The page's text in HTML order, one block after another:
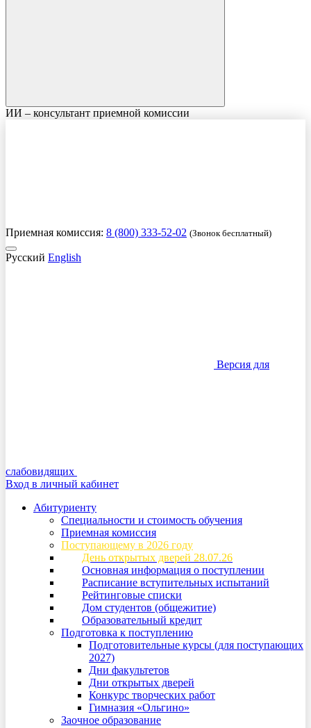
ИИ – консультант приемной комиссии
Приемная комиссия: 8 (800) 333-52-02 (Звонок бесплатный)
Русский English
Версия для
слабовидящих
Вход в личный кабинет
Абитуриенту
Специальности и стоимость обучения
Приемная комиссия
Поступающему в 2026 году
День открытых дверей 28.07.26
Основная информация о поступлении
Расписание вступительных испытаний
Рейтинговые списки
Дом студентов (общежитие)
Образовательный кредит
Подготовка к поступлению
Подготовительные курсы (для поступающих
2027)
Дни факультетов
Дни открытых дверей
Конкурс творческих работ
Гимназия «Ольгино»
Заочное образование